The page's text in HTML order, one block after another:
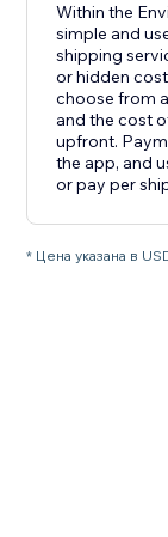
Within the
simple and
shipping
or hidden
choose from
and the cost
upfront.
the app, and
or pay per
* Цена указана в